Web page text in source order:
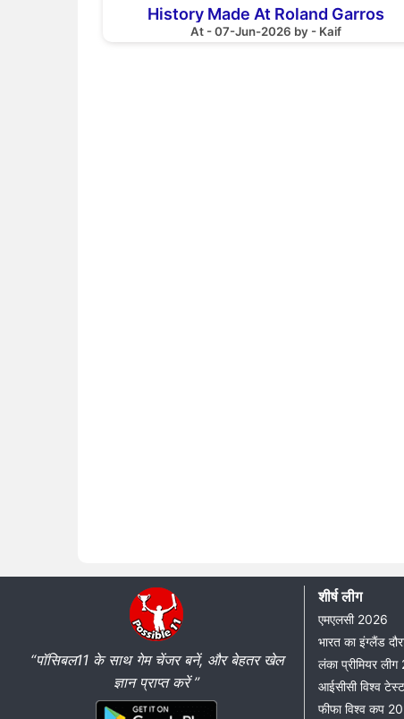
History Made At Roland Garros
At - 07-Jun-2026 by - Kaif
“पॉसिबल11 के साथ गेम चेंजर बनें, और बेहतर खेल
ज्ञान प्राप्त करें ”
शीर्ष लीग
एमएलसी 2026
भारत का इंग्लैंड
लंका प्रीमियर
आईसीसी विश्व
फीफा विश्व कप